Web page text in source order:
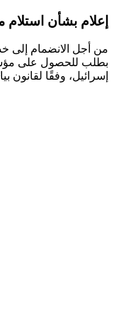
إعلام بشأن استلام
بطلب للحصول على
إسرائيل، وفقًا لقانون